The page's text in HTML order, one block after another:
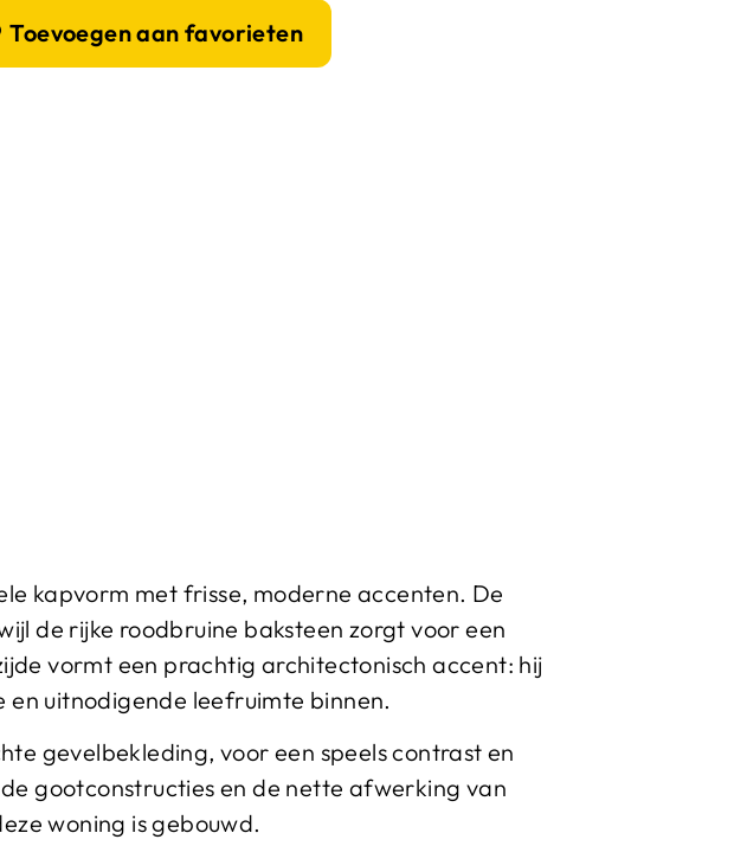
Toevoegen aan favorieten
kapvorm met frisse, moderne accenten. De
de rijke roodbruine baksteen zorgt voor een
vormt een prachtig architectonisch accent: hij
uitnodigende leefruimte binnen.
gevelbekleding, voor een speels contrast en
gootconstructies en de nette afwerking van
woning is gebouwd.